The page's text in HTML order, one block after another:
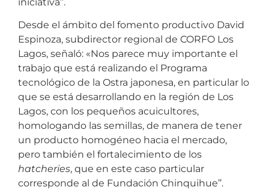
Desde el ámbito del fomento productivo David
Espinoza, subdirector regional de CORFO Los
Lagos, señaló: «Nos parece muy importante el
trabajo que está realizando el Programa
tecnológico de la Ostra japonesa, en particular lo
que se está desarrollando en la región de Los
Lagos, con los pequeños acuicultores,
homologando las semillas, de manera de tener
un producto homogéneo hacia el mercado,
pero también el fortalecimiento de los
hatcheries, que en este caso particular
corresponde al de Fundación Chinquihue’’.